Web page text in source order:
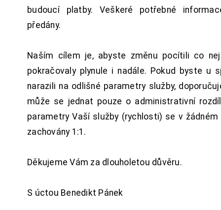
budoucí platby. Veškeré potřebné
předány.
Naším cílem je, abyste změnu pocítili co
pokračovaly plynule i nadále. Pokud byste u
narazili na odlišné parametry služby,
může se jednat pouze o administrativní
parametry Vaší služby (rychlosti) se v
zachovány 1:1.
Děkujeme Vám za dlouholetou důvěru.
S úctou Benedikt Pánek